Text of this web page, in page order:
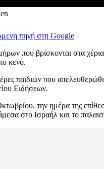
πηγή στη Google
που βρίσκονται στα
κενό.
παιδιών που
Ειδήσεων.
την ημέρα της
στο Ισραήλ και το